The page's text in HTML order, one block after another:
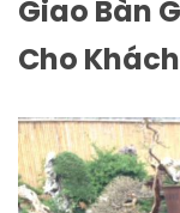
Giao Bàn
Cho